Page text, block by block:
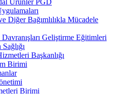
Diğer Bağımlılıkla Mücadele
Davranışları Geliştirme Eğitimleri
Sağlığı
Başkanlığı
Birimi
Birimi